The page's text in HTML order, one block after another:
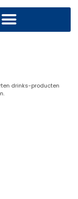
drinks-producten